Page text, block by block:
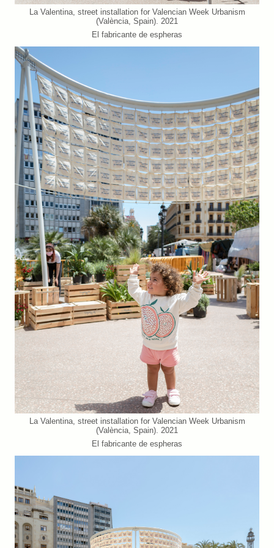
La Valentina, street installation for Valencian Week Urbanism
(València, Spain). 2021
El fabricante de espheras
La Valentina, street installation for Valencian Week Urbanism
(València, Spain). 2021
El fabricante de espheras